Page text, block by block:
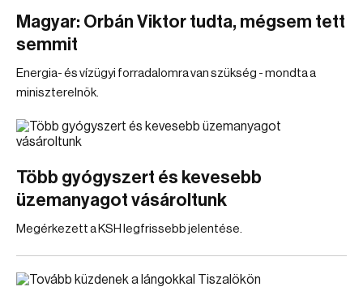
Magyar: Orbán Viktor tudta, mégsem tett
semmit
Energia- és vízügyi forradalomra van szükség - mondta a
miniszterelnök.
Több gyógyszert és kevesebb
üzemanyagot vásároltunk
Megérkezett a KSH legfrissebb jelentése.